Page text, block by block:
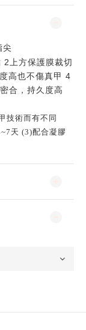
尖
2上方保護膜裁切
高也不傷真甲 4
合，持久度高
技術而有不同
天 (3)配合凝膠